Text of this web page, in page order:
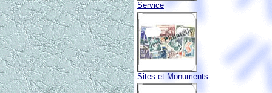
Service
Sites et Monuments